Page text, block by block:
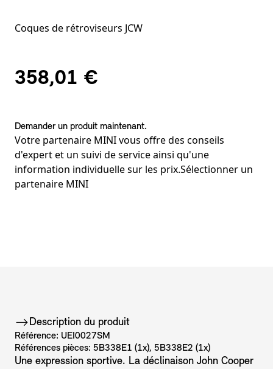
Coques de rétroviseurs JCW
358,01 €
Demander un produit maintenant.
Votre partenaire MINI vous offre des conseils
d'expert et un suivi de service ainsi qu'une
information individuelle sur les prix.Sélectionner un
partenaire MINI
Description du produit
Référence: UEI0027SM
Références pièces: 5B338E1 (1x), 5B338E2 (1x)
Une expression sportive. La déclinaison John Cooper